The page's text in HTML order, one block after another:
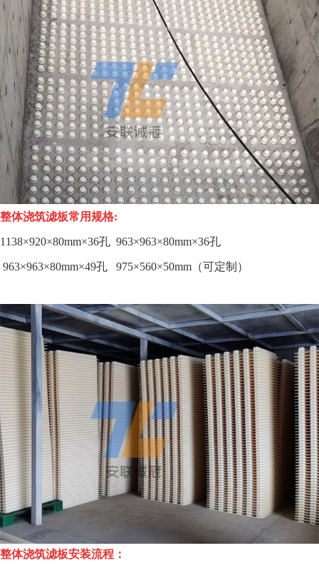
整体浇筑滤板常用规格:
1138×920×80mm×36孔 963×963×80mm×36孔
963×963×80mm×49孔 975×560×50mm （可定制）
整体浇筑滤板安装流程：